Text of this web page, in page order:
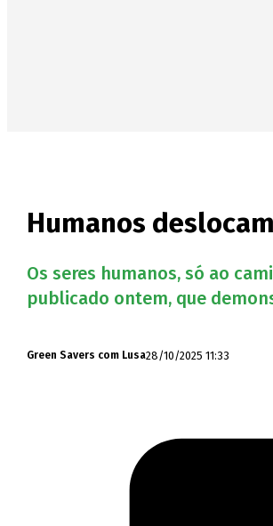
Humanos
Os seres humanos, só ao
publicado ontem, que
Green Savers com Lusa28/10/2025 11:33